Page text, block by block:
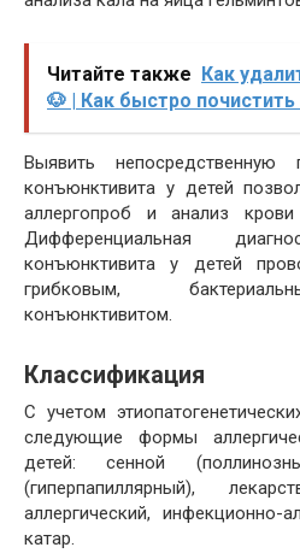
Читайте также Как
🐶 | Как быстро почистить
Выявить непосредственную
конъюнктивита у детей
аллергопроб и анализ крови
Дифференциальная
конъюнктивита у детей
грибковым,
конъюнктивитом.
Классификация
С учетом
следующие формы
детей: сенной
(гиперпапиллярный),
аллергический, инфекционно-
катар.